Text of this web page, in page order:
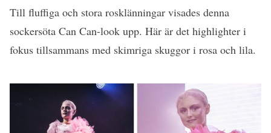
Till fluffiga och stora rosklänningar visades denna
sockersöta Can Can-look upp. Här är det highlighter i
fokus tillsammans med skimriga skuggor i rosa och lila.